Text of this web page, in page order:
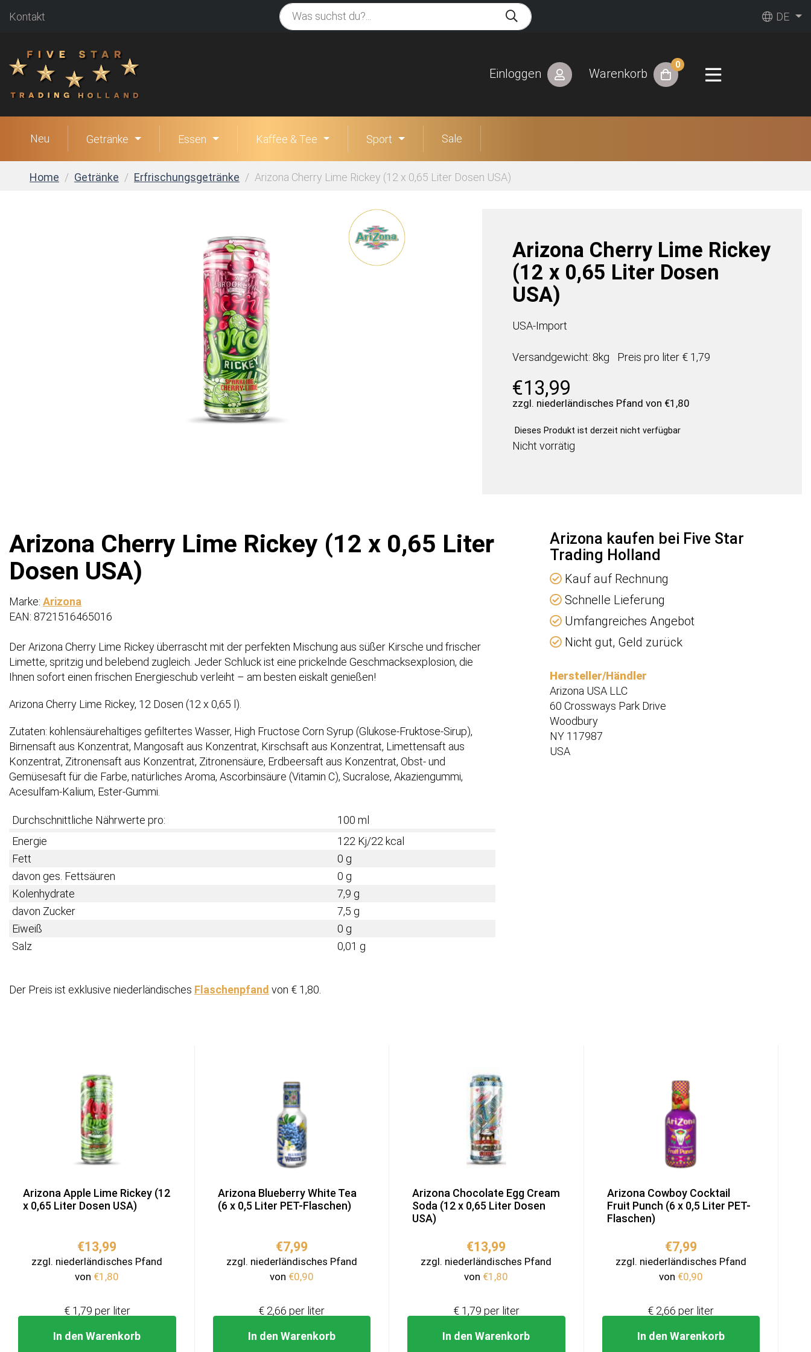
Kontakt DE
Einloggen Warenkorb
0
Neu Getränke Essen Kaffee & Tee Sport Sale
Home Getränke Erfrischungsgetränke Arizona Cherry Lime Rickey (12 x 0,65 Liter Dosen USA)
Arizona Cherry Lime Rickey
(12 x 0,65 Liter Dosen
USA)
USA-Import
Versandgewicht: 8kg Preis pro liter € 1,79
€13,99
zzgl. niederländisches Pfand von €1,80
Dieses Produkt ist derzeit nicht verfügbar
Nicht vorrätig
Arizona Cherry Lime Rickey (12 x 0,65 Liter
Dosen USA)
Marke: Arizona
EAN: 8721516465016
Der Arizona Cherry Lime Rickey überrascht mit der perfekten Mischung aus süßer Kirsche und frischer
Limette, spritzig und belebend zugleich. Jeder Schluck ist eine prickelnde Geschmacksexplosion, die
Ihnen sofort einen frischen Energieschub verleiht – am besten eiskalt genießen!
Arizona Cherry Lime Rickey, 12 Dosen (12 x 0,65 l).
Zutaten: kohlensäurehaltiges gefiltertes Wasser, High Fructose Corn Syrup (Glukose-Fruktose-Sirup),
Birnensaft aus Konzentrat, Mangosaft aus Konzentrat, Kirschsaft aus Konzentrat, Limettensaft aus
Konzentrat, Zitronensaft aus Konzentrat, Zitronensäure, Erdbeersaft aus Konzentrat, Obst- und
Gemüsesaft für die Farbe, natürliches Aroma, Ascorbinsäure (Vitamin C), Sucralose, Akaziengummi,
Acesulfam-Kalium, Ester-Gummi.
Durchschnittliche Nährwerte pro:
100 ml
Energie
122 Kj/22 kcal
Fett
0 g
davon ges. Fettsäuren
0 g
Kolenhydrate
7,9 g
davon Zucker
7,5 g
Eiweiß
0 g
Salz
0,01 g
Der Preis ist exklusive niederländisches Flaschenpfand von € 1,80.
Arizona kaufen bei Five Star
Trading Holland
Kauf auf Rechnung
Schnelle Lieferung
Umfangreiches Angebot
Nicht gut, Geld zurück
Hersteller/Händler
Arizona USA LLC
60 Crossways Park Drive
Woodbury
NY 117987
USA
Arizona Apple Lime Rickey (12
x 0,65 Liter Dosen USA)
€13,99
zzgl. niederländisches Pfand
von €1,80
In den Warenkorb
€ 1,79 per liter
Arizona Blueberry White Tea
(6 x 0,5 Liter PET-Flaschen)
€7,99
zzgl. niederländisches Pfand
von €0,90
In den Warenkorb
€ 2,66 per liter
Arizona Chocolate Egg Cream
Soda (12 x 0,65 Liter Dosen
USA)
€13,99
zzgl. niederländisches Pfand
von €1,80
In den Warenkorb
€ 1,79 per liter
Arizona Cowboy Cocktail
Fruit Punch (6 x 0,5 Liter PET-
Flaschen)
€7,99
zzgl. niederländisches Pfand
von €0,90
In den Warenkorb
€ 2,66 per liter